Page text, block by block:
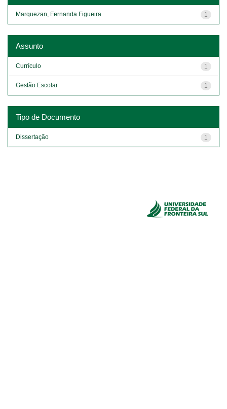
1
Marquezan, Fernanda Figueira
Assunto
1
Currículo
1
Gestão Escolar
Tipo de Documento
1
Dissertação